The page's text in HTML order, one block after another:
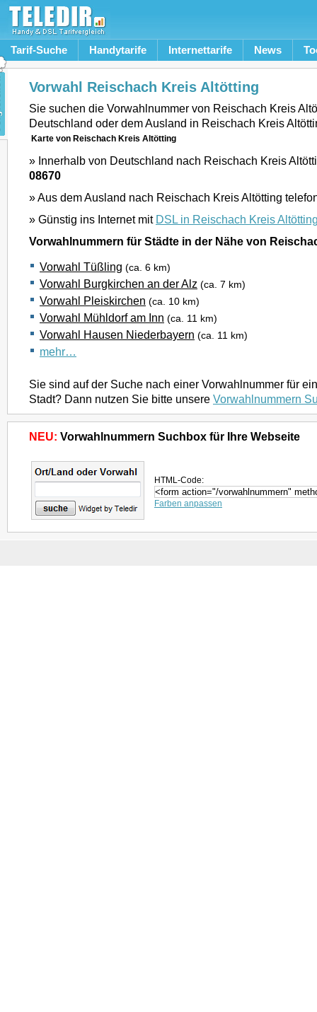
Tarif-Suche Handytarife Internettarife News
Vorwahl Reischach Kreis Altötting
Sie suchen die Vorwahlnummer von Reischach Kreis
Deutschland oder dem Ausland in Reischach Kreis
Karte von Reischach Kreis Altötting
» Innerhalb von Deutschland nach Reischach Kreis
08670
» Aus dem Ausland nach Reischach Kreis Altötting
» Günstig ins Internet mit DSL in Reischach Kreis
Vorwahlnummern für Städte in der Nähe von
Vorwahl Tüßling (ca. 6 km)
Vorwahl Burgkirchen an der Alz (ca. 7 km)
Vorwahl Pleiskirchen (ca. 10 km)
Vorwahl Mühldorf am Inn (ca. 11 km)
Vorwahl Hausen Niederbayern (ca. 11 km)
mehr…
Sie sind auf der Suche nach einer Vorwahlnummer für
Stadt? Dann nutzen Sie bitte unsere Vorwahlnummern
NEU: Vorwahlnummern Suchbox für Ihre Webseite
HTML-Code:
Farben anpassen